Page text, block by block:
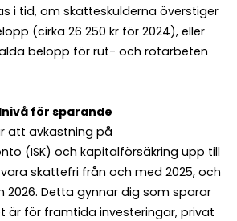
i tid, om skatteskulderna överstiger
(cirka 26 250 kr för 2024), eller
belopp för rut- och rotarbeten
för sparande
att avkastning på
(ISK) och kapitalförsäkring upp till
vara skattefri från och med 2025, och
2026. Detta gynnar dig som sparar
är för framtida investeringar, privat